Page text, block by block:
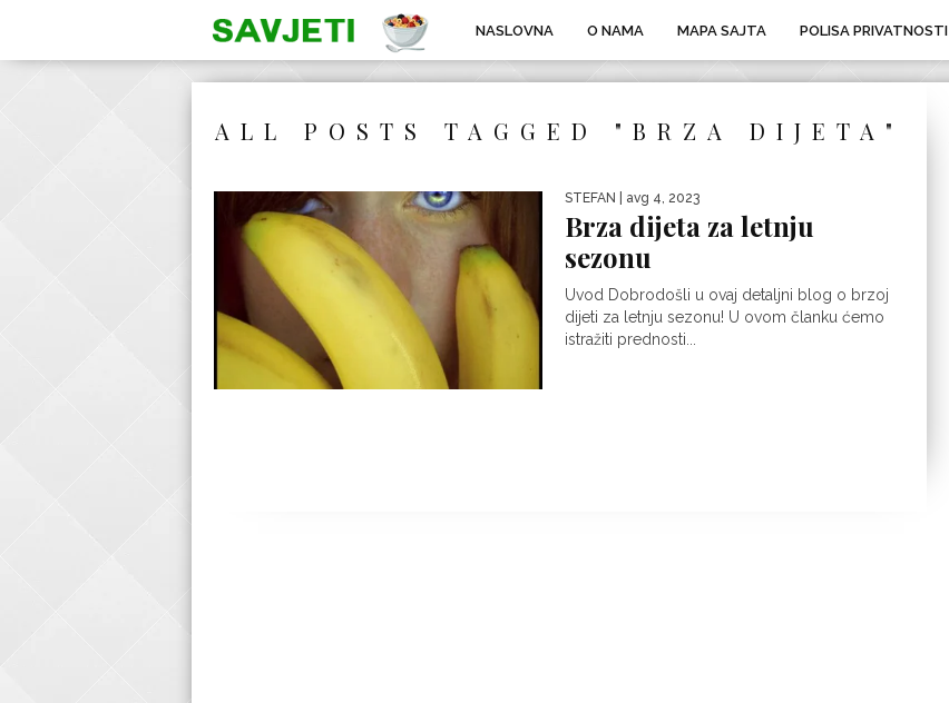
NASLOVNA O NAMA MAPA SAJTA POLISA PRIVATNOSTI
ALL POSTS TAGGED "BRZA DIJETA"
STEFAN | avg 4, 2023
Brza dijeta za letnju
sezonu
Uvod Dobrodošli u ovaj detaljni blog o brzoj
dijeti za letnju sezonu! U ovom članku ćemo
istražiti prednosti...